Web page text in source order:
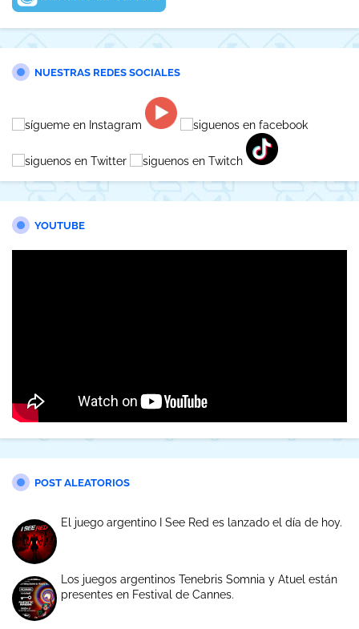
NUESTRAS REDES SOCIALES
YOUTUBE
POST ALEATORIOS
El juego argentino I See Red es lanzado el día de hoy.
Los juegos argentinos Tenebris Somnia y Atuel están
presentes en Festival de Cannes.